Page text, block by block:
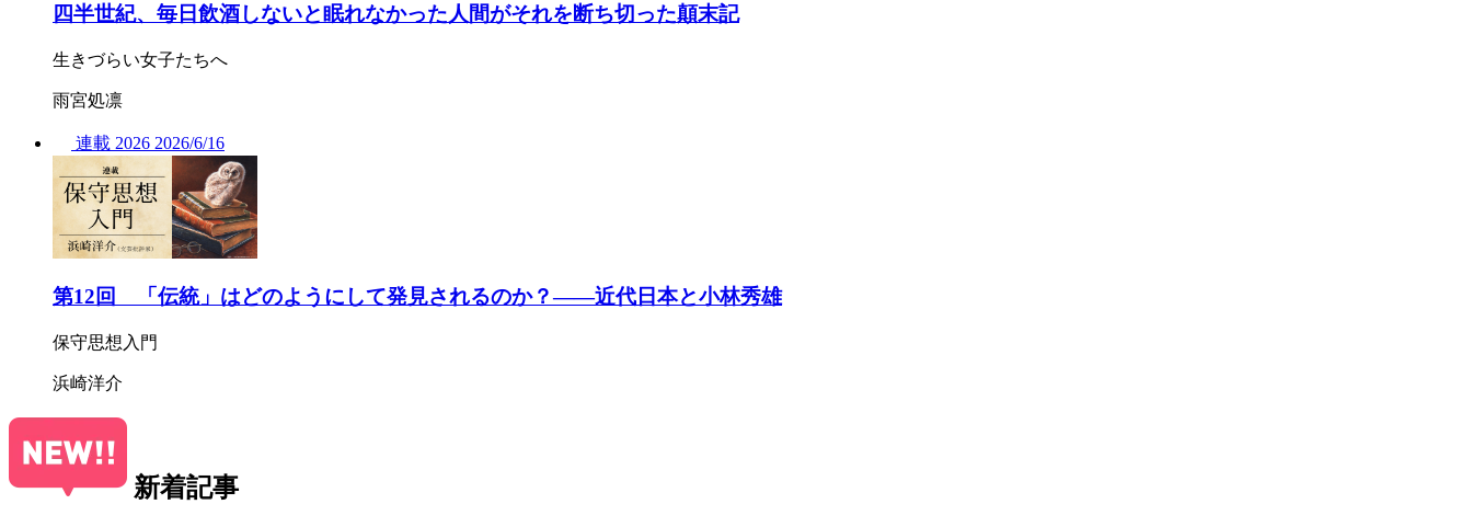
四半世紀、毎日飲酒しないと眠れなかった人間がそれを断ち切った顛末記
生きづらい女子たちへ
雨宮処凛
連載 2026 2026/6/16
第12回 「伝統」はどのようにして発見されるのか？——近代日本と小林秀雄
保守思想入門
浜崎洋介
新着記事